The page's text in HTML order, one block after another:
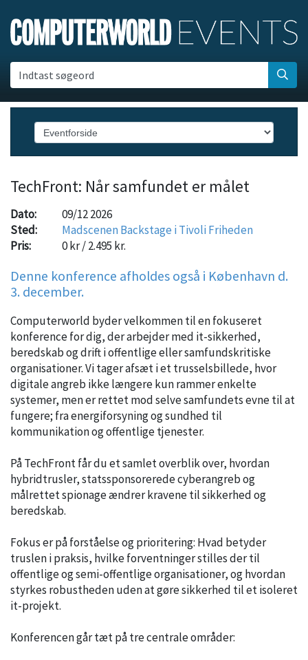
Indtast søgeord
TechFront: Når samfundet er målet
Dato:
09/12 2026
Sted:
Madscenen Backstage i Tivoli Friheden
Pris:
0 kr / 2.495 kr.
Denne konference afholdes også i København d.
3. december.
Computerworld byder velkommen til en fokuseret
konference for dig, der arbejder med it-sikkerhed,
beredskab og drift i offentlige eller samfundskritiske
organisationer. Vi tager afsæt i et trusselsbillede, hvor
digitale angreb ikke længere kun rammer enkelte
systemer, men er rettet mod selve samfundets evne til at
fungere; fra energiforsyning og sundhed til
kommunikation og offentlige tjenester.
På TechFront får du et samlet overblik over, hvordan
hybridtrusler, statssponsorerede cyberangreb og
målrettet spionage ændrer kravene til sikkerhed og
beredskab.
Fokus er på forståelse og prioritering: Hvad betyder
truslen i praksis, hvilke forventninger stilles der til
offentlige og semi-offentlige organisationer, og hvordan
styrkes robustheden uden at gøre sikkerhed til et isoleret
it-projekt.
Konferencen går tæt på tre centrale områder: